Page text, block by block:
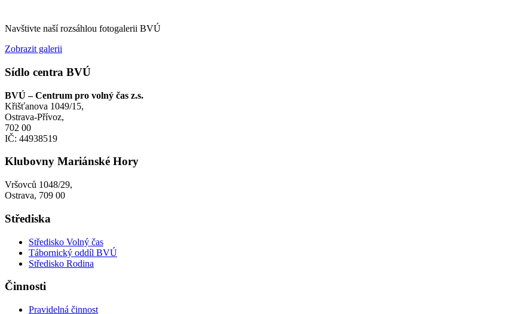
Navštivte naší rozsáhlou fotogalerii BVÚ
Zobrazit galerii
Sídlo centra BVÚ
BVÚ – Centrum pro volný čas z.s.
Křišťanova 1049/15,
Ostrava-Přívoz,
702 00
IČ: 44938519
Klubovny Mariánské Hory
Vršovců 1048/29,
Ostrava, 709 00
Střediska
Středisko Volný čas
Tábornický oddíl BVÚ
Středisko Rodina
Činnosti
Pravidelná činnost